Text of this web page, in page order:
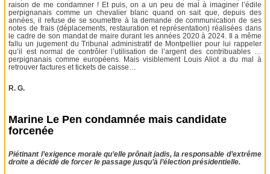
raison de me condamner ! Et puis, on a un peu de mal à imaginer l’édile
perpignanais comme un chevalier blanc quand on sait que, depuis des
années, il refuse de se soumettre à la demande de communication de ses
notes de frais (déplacements, restauration et représentation) réalisées dans
le cadre de son mandat de maire durant les années 2020 à 2024. Il a même
fallu un jugement du Tribunal administratif de Montpellier pour lui rappeler
qu’il est normal de contrôler l’utilisation de l’argent des contribuables …
perpignanais comme européens. Mais visiblement Louis Aliot a du mal à
retrouver factures et tickets de caisse…
R. G.
Marine Le Pen condamnée mais candidate
forcenée
Piétinant l’exigence morale qu’elle prônait jadis, la responsable d’extrême
droite a décidé de forcer le passage jusqu’à l’élection présidentielle.